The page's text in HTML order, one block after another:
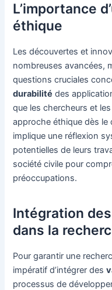
L’importance
éthique
Les découvertes et
nombreuses avancées,
questions cruciales
durabilité des
que les chercheurs et
approche éthique dès le
implique une réflexion
potentielles de leurs
société civile pour
préoccupations.
Intégration
dans la
Pour garantir une
impératif d’intégrer des
processus de